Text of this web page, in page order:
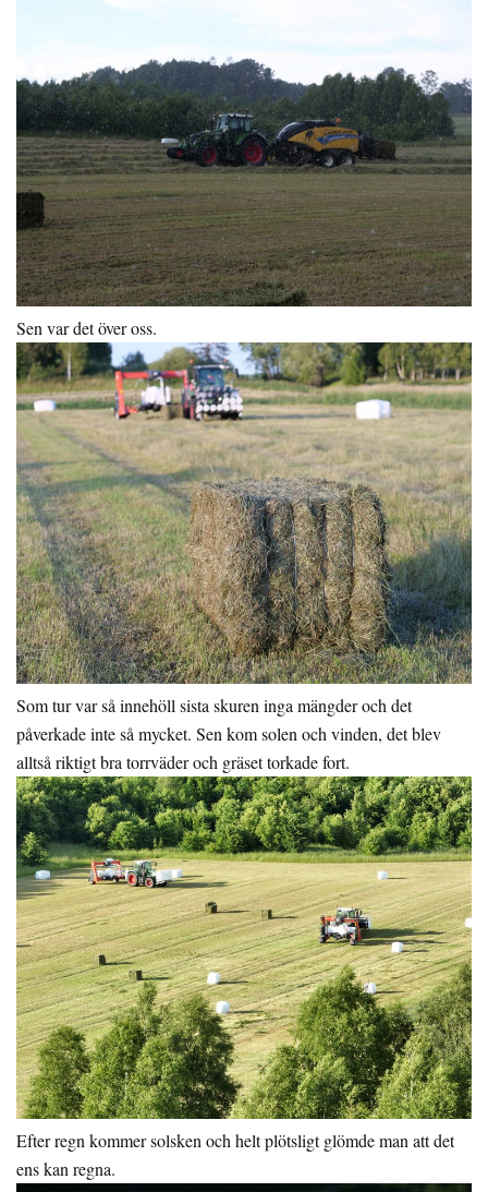
Sen var det över oss.
Som tur var så innehöll sista skuren inga mängder och det
påverkade inte så mycket. Sen kom solen och vinden, det blev
alltså riktigt bra torrväder och gräset torkade fort.
Efter regn kommer solsken och helt plötsligt glömde man att det
ens kan regna.